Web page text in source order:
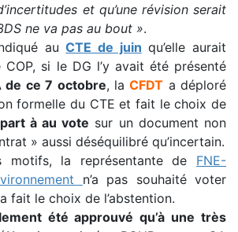
et qu’une révision serait
ne va pas au bout ».
auCTE de juin qu’elle aurait
COP, si le DG l’y avait été présenté
de ce 7 octobre, laCFDT a déploré
formelle du CTE et fait le choix de
à au vote sur un document non
» aussi déséquilibré qu’incertain.
motifs, la représentante de FNE-
n’a pas souhaité voter
fait le choix de l’abstention.
été approuvé qu’à une très